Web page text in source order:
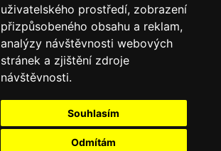
uživatelského prostředí, zobrazení
přizpůsobeného obsahu a reklam,
analýzy návštěvnosti webových
stránek a zjištění zdroje
návštěvnosti.
Souhlasím
Odmítám
Chorvatsko počasí